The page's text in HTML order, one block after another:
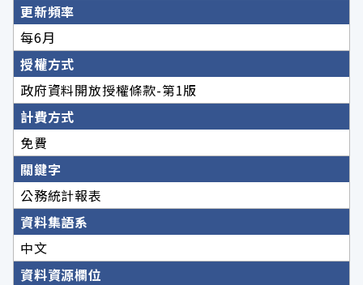
更新頻率
每6月
授權方式
政府資料開放授權條款-第1版
計費方式
免費
關鍵字
公務統計報表
資料集語系
中文
資料資源欄位